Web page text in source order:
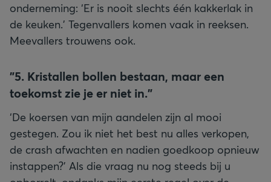
onderneming: ‘Er is nooit slechts één kakkerlak in
de keuken.’ Tegenvallers komen vaak in reeksen.
Meevallers trouwens ook.
"5. Kristallen bollen bestaan, maar een
toekomst zie je er niet in."
‘De koersen van mijn aandelen zijn al mooi
gestegen. Zou ik niet het best nu alles verkopen,
de crash afwachten en nadien goedkoop opnieuw
instappen?’ Als die vraag nu nog steeds bij u